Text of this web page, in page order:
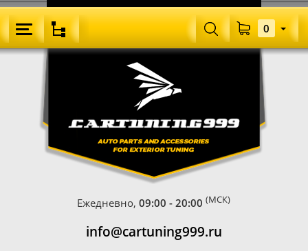
Ежедневно,09:00 - 20:00 (МСК)
info@cartuning999.ru
0